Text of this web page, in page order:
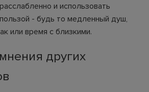
и использовать
- будь то медленный душ,
или время с близкими.
других